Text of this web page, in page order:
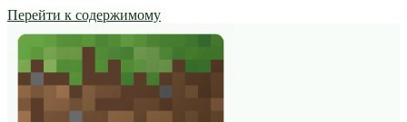
Перейти к содержимому